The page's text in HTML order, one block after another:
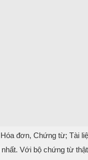
đơn, Chứng từ; Tài
Với bộ chứng từ